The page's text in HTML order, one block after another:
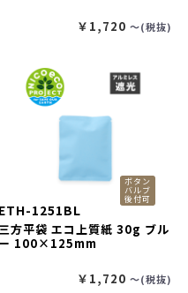
￥1,720 〜(税抜)
ボタン
バルブ
後付可
ETH-1251BL
方平袋 エコ上質紙 30g ブル
ー 100×125mm
￥1,720 〜(税抜)